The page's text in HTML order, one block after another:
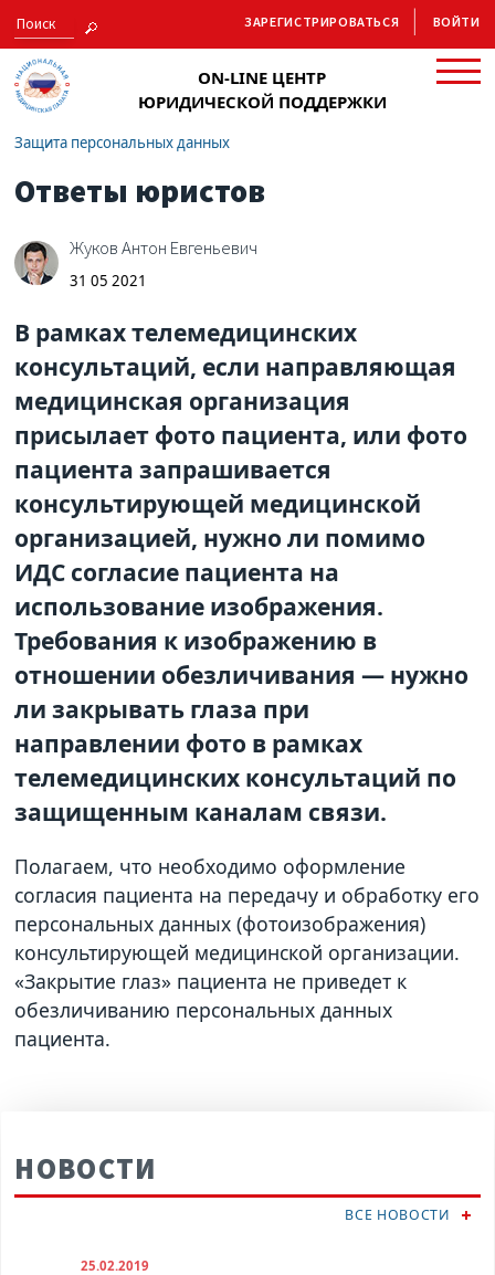
ON-LINE ЦЕНТР
ЮРИДИЧЕСКОЙ ПОДДЕРЖКИ
ЗАРЕГИСТРИРОВАТЬСЯ ВОЙТИ
Защита персональных данных
Ответы юристов
Жуков Антон Евгеньевич
31 05 2021
В рамках телемедицинских
консультаций, если направляющая
медицинская организация
присылает фото пациента, или фото
пациента запрашивается
консультирующей медицинской
организацией, нужно ли помимо
ИДС согласие пациента на
использование изображения.
Требования к изображению в
отношении обезличивания — нужно
ли закрывать глаза при
направлении фото в рамках
телемедицинских консультаций по
защищенным каналам связи.
Полагаем, что необходимо оформление
согласия пациента на передачу и обработку его
персональных данных (фотоизображения)
консультирующей медицинской организации.
«Закрытие глаз» пациента не приведет к
обезличиванию персональных данных
пациента.
НОВОСТИ
ВСЕ НОВОСТИ
25.02.2019